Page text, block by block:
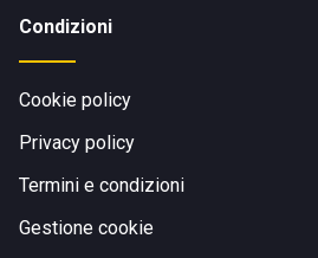
Condizioni
Cookie policy
Privacy policy
Termini e condizioni
Gestione cookie